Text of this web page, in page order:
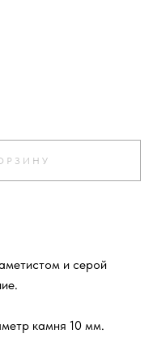
и серой
камня 10 мм.